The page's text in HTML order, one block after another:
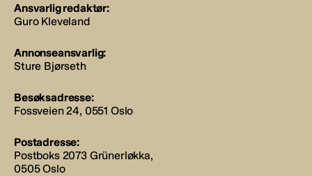
Ansvarlig redaktør:
Guro Kleveland
Annonseansvarlig:
Sture Bjørseth
Besøksadresse:
Fossveien 24, 0551 Oslo
Postadresse:
Postboks 2073 Grünerløkka,
0505 Oslo